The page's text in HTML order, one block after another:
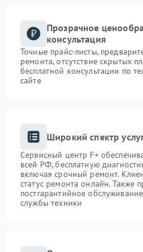
Прозрачное
консультация
Точные прайс-листы,
ремонта, отсутствие скрытых
бесплатной консультации по
сайте
Широкий спектр
Сервисный центр F+
всей РФ, бесплатную
включая срочный ремонт.
статус ремонта онлайн. Также
постгарантийное
службы техники